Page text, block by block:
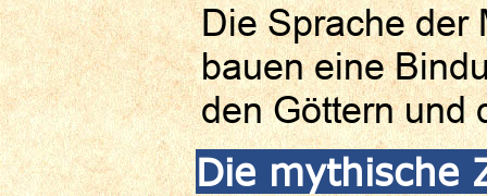
Die Sprache der
bauen eine
den Göttern und
Die mythische